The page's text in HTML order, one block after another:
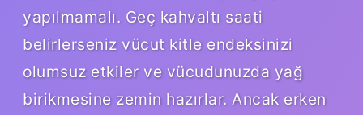
yapılmamalı. Geç kahvaltı saati
belirlerseniz vücut kitle endeksinizi
olumsuz etkiler ve vücudunuzda yağ
birikmesine zemin hazırlar. Ancak erken